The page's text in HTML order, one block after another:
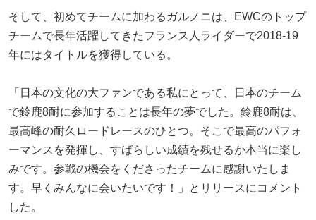
そして、初めてチームに加わるガルノニは、EWCのトップ
チームで長年活躍してきたフランス人ライダーで2018-19
年にはタイトルを獲得している。
「日本の文化の大ファンである私にとって、日本のチーム
で鈴鹿8耐に参加することは長年の夢でした。鈴鹿8耐は、
最高峰の耐久ロードレースのひとつ。そこで最高のパフォ
ーマンスを発揮し、すばらしい成績を残せるか本当に楽し
みです。参戦の機会をくださったチームに感謝いたしま
す。早くみんなに会いたいです！」とリリースにコメント
した。